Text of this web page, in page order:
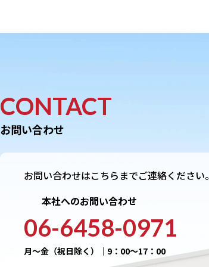
CONTACT
お問い合わせ
お問い合わせはこちらまでご連絡ください。
本社へのお問い合わせ
06-6458-0971
月〜金（祝日除く）｜9：00〜17：00